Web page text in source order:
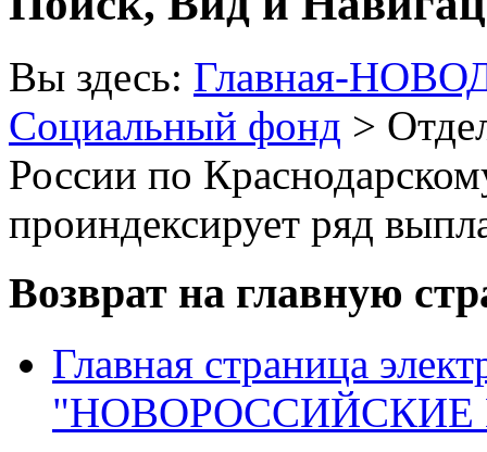
Вы здесь: Главная-
Социальный фонд >
России по
проиндексирует ряд
Возврат на главную
Главная страница
"НОВОРОССИЙСКИЕ